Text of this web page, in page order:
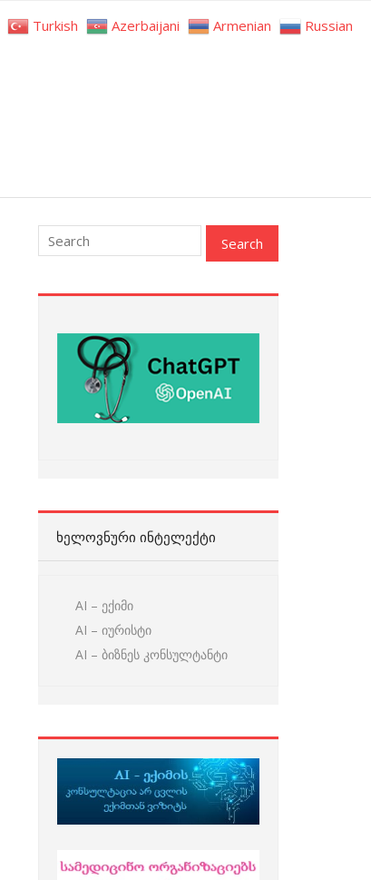
ᲮᲔᲚᲝᲕᲜᲣᲠᲘ ᲘᲜᲢᲔᲚᲔᲥᲢᲘ
AI – ექიმი
AI – იურისტი
AI – ბიზნეს კონსულტანტი
Turkish Azerbaijani Armenian Russian